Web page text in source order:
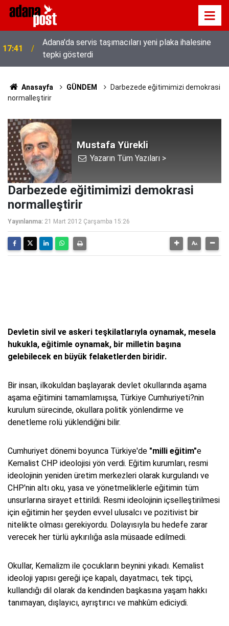
17:41
Adana'da servis taşımacıları yeni plaka ihalesine
tepki gösterdi
Anasayfa GÜNDEM
Darbezede eğitimimizi demokrasi
normalleştirir
Mustafa Yürekli
Yazarın Tüm Yazıları >
Darbezede eğitimimizi demokrasi
normalleştirir
Yayınlanma: 21 Mart 2012 Çarşamba 15:26
Devletin sivil ve askeri teşkilatlarıyla oynamak, mesela
hukukla, eğitimle oynamak, bir milletin başına
gelebilecek en büyük felaketlerden biridir.
Bir insan, ilkokuldan başlayarak devlet okullarında aşama
aşama eğitimini tamamlamışsa, Türkiye Cumhuriyeti?nin
kurulum sürecinde, okullara politik yönlendirme ve
denetleme rolü yüklendiğini bilir.
Cumhuriyet dönemi boyunca Türkiye'de "milli eğitim"e
Kemalist CHP ideolojisi yön verdi. Eğitim kurumları, resmi
ideolojinin yeniden üretim merkezleri olarak kurgulandı ve
CHP'nin altı oku, yasa ve yönetmeliklerle eğitimin tüm
unsurlarına sirayet ettirildi. Resmi ideolojinin içselleştirilmesi
için eğitimin her şeyden evvel ulusalcı ve pozitivist bir
nitelikte olması gerekiyordu. Dolayısıyla bu hedefe zarar
verecek her türlü aykırılığa asla müsaade edilmedi.
Okullar, Kemalizm ile çocukların beynini yıkadı. Kemalist
ideoloji yapısı gereği içe kapalı, dayatmacı, tek tipçi,
kullandığı dil olarak da kendinden başkasına yaşam hakkı
tanımayan, dışlayıcı, ayrıştırıcı ve mahkûm ediciydi.